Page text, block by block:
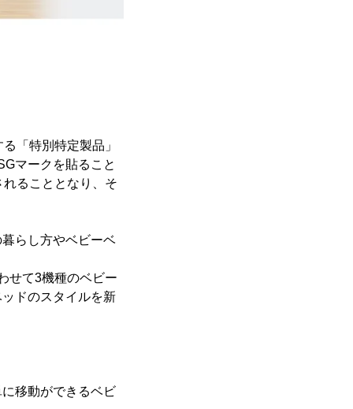
「特別特定製品」
マークを貼ること
ることとなり、そ
らし方やベビーベ
せて3機種のベビー
ドのスタイルを新
移動ができるベビ